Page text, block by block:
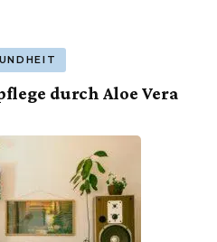
durch Aloe Vera